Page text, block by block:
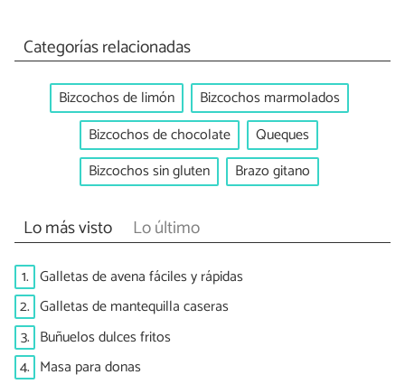
Categorías relacionadas
Bizcochos de limón
Bizcochos marmolados
Bizcochos de chocolate
Queques
Bizcochos sin gluten
Brazo gitano
Lo más visto Lo último
1. Galletas de avena fáciles y rápidas
2. Galletas de mantequilla caseras
3. Buñuelos dulces fritos
4. Masa para donas